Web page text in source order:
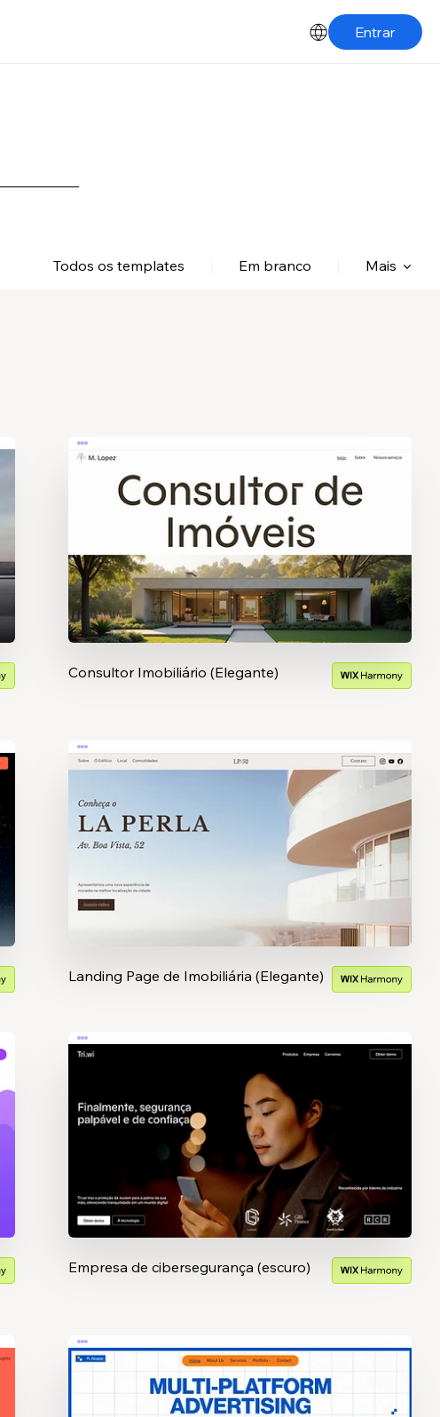
Entrar
Todos os templates Em branco Mais
Consultor Imobiliário (Elegante)
Landing Page de Imobiliária (Elegante)
Empresa de cibersegurança (escuro)